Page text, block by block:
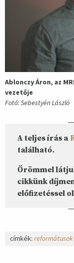
Ablonczy Áron, az
vezetője
Fotó: Sebestyén László
A teljes írás a
található.
Örömmel
cikkünk
előfizetéssel
címkék: